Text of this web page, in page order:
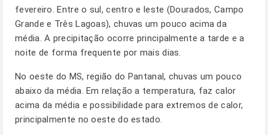
fevereiro. Entre o sul, centro e leste (Dourados, Campo
Grande e Três Lagoas), chuvas um pouco acima da
média. A precipitação ocorre principalmente a tarde e a
noite de forma frequente por mais dias.
No oeste do MS, região do Pantanal, chuvas um pouco
abaixo da média. Em relação a temperatura, faz calor
acima da média e possibilidade para extremos de calor,
principalmente no oeste do estado.